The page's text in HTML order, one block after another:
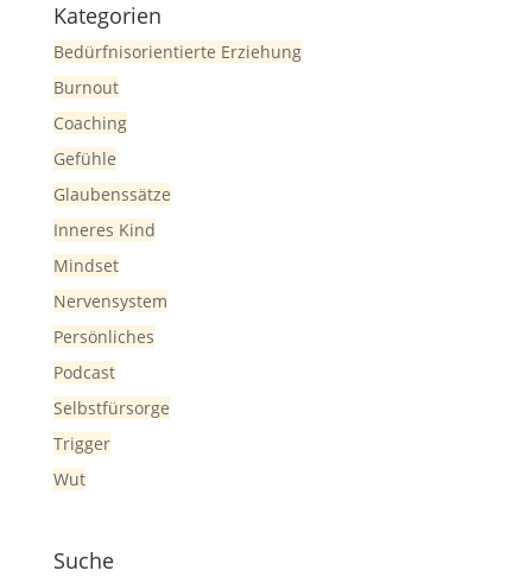
Kategorien
Bedürfnisorientierte Erziehung
Burnout
Coaching
Gefühle
Glaubenssätze
Inneres Kind
Mindset
Nervensystem
Persönliches
Podcast
Selbstfürsorge
Trigger
Wut
Suche